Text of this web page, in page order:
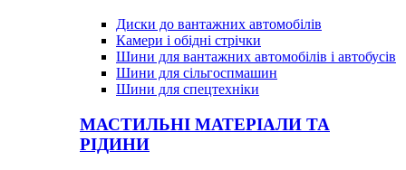
Диски до вантажних автомобілів
Камери і обідні стрічки
Шини для вантажних автомобілів і автобусів
Шини для сільгоспмашин
Шини для спецтехніки
МАСТИЛЬНІ МАТЕРІАЛИ ТА
РІДИНИ